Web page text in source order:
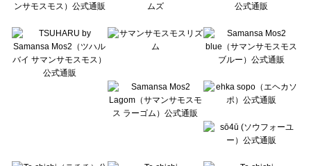
Te chichi CLASSIC（テチチ クラシック）の一覧
Lugnoncure（ルノンキュール）の一覧
BETTY'S BLUE（べティーズブルー）の一覧
Wpc.（ワールドパーティー）の一覧